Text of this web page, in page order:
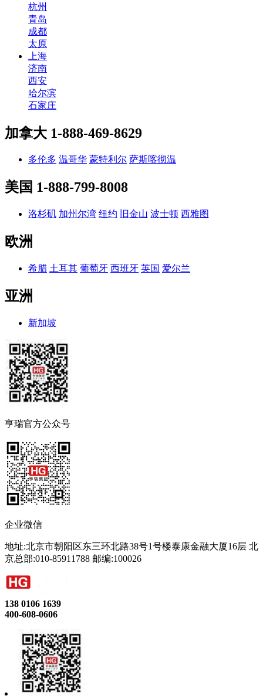
杭州
青岛
成都
太原
上海
济南
西安
哈尔滨
石家庄
加拿大 1-888-469-8629
多伦多 温哥华 蒙特利尔 萨斯喀彻温
美国 1-888-799-8008
洛杉矶 加州尔湾 纽约 旧金山 波士顿 西雅图
欧洲
希腊 土耳其 葡萄牙 西班牙 英国 爱尔兰
亚洲
新加坡
亨瑞官方公众号
企业微信
地址:北京市朝阳区东三环北路38号1号楼泰康金融大厦16层 北
京总部:010-85911788 邮编:100026
138 0106 1639
400-608-0606